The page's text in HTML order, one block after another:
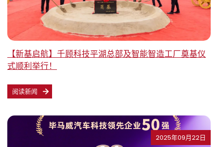
【新基启航】千顾科技平湖总部及智能智造工厂奠基仪
式顺利举行！
阅读新闻
2025年09月22日